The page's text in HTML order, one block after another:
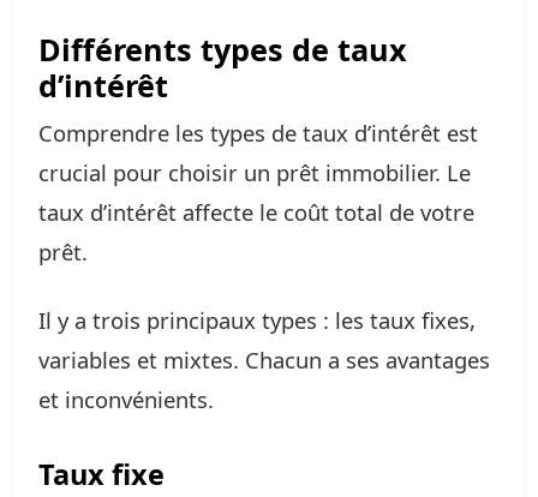
Différents types de taux
d’intérêt
Comprendre les types de taux d’intérêt est
crucial pour choisir un prêt immobilier. Le
taux d’intérêt affecte le coût total de votre
prêt.
Il y a trois principaux types : les taux fixes,
variables et mixtes. Chacun a ses avantages
et inconvénients.
Taux fixe